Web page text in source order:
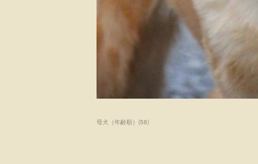
母犬（年齢順） (58)